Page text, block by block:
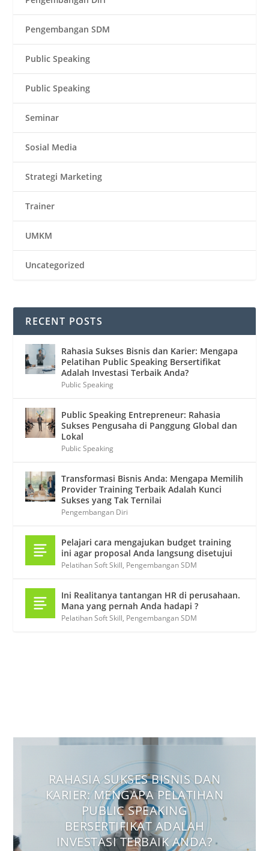
Pengembangan SDM
Public Speaking
Public Speaking
Seminar
Sosial Media
Strategi Marketing
Trainer
UMKM
Uncategorized
RECENT POSTS
Rahasia Sukses Bisnis dan Karier: Mengapa
Pelatihan Public Speaking Bersertifikat
Adalah Investasi Terbaik Anda?
Public Speaking
Public Speaking Entrepreneur: Rahasia
Sukses Pengusaha di Panggung Global dan
Lokal
Public Speaking
Transformasi Bisnis Anda: Mengapa Memilih
Provider Training Terbaik Adalah Kunci
Sukses yang Tak Ternilai
Pengembangan Diri
Pelajari cara mengajukan budget training
ini agar proposal Anda langsung disetujui
Pelatihan Soft Skill, Pengembangan SDM
Ini Realitanya tantangan HR di perusahaan.
Mana yang pernah Anda hadapi ?
Pelatihan Soft Skill, Pengembangan SDM
RAHASIA SUKSES BISNIS DAN
KARIER: MENGAPA PELATIHAN
PUBLIC SPEAKING
BERSERTIFIKAT ADALAH
INVESTASI TERBAIK ANDA?